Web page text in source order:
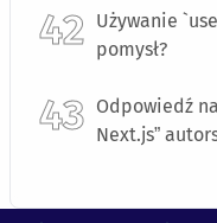
Używanie
pomysł?
Odpowiedź
Next.js”